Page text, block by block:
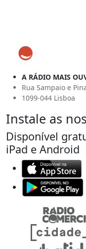
A RÁDIO MAIS
Rua Sampaio e
1099-044 Lisboa
Instale as
Disponível
iPad e Android